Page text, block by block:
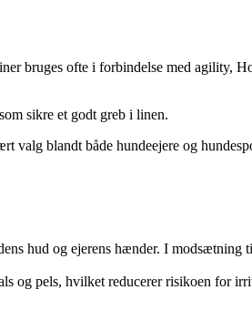
bruges ofte i forbindelse med
sikre et godt greb i linen.
valg blandt både hundeejere og
hud og ejerens hænder. I
og pels, hvilket reducerer risikoen for